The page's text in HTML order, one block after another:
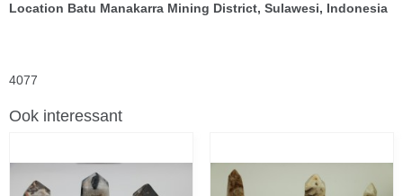
Location Batu Manakarra Mining District, Sulawesi, Indonesia
4077
Ook interessant